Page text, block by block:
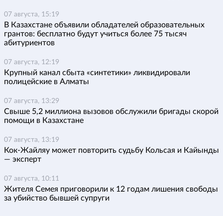
07 августа, 15:19
В Казахстане объявили обладателей образовательных
грантов: бесплатно будут учиться более 75 тысяч
абитуриентов
07 августа, 12:19
Крупный канал сбыта «синтетики» ликвидировали
полицейские в Алматы
07 августа, 13:29
Свыше 5,2 миллиона вызовов обслужили бригады скорой
помощи в Казахстане
07 августа, 13:19
Кок-Жайляу может повторить судьбу Кольсая и Кайынды
— эксперт
07 августа, 10:11
Жителя Семея приговорили к 12 годам лишения свободы
за убийство бывшей супруги